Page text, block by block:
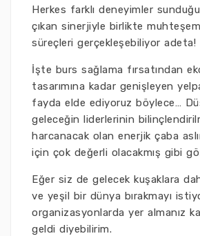
Herkes farklı deneyimler
çıkan sinerjiyle birlikte
süreçleri gerçekleşebiliyor adeta!
İşte burs sağlama fırsatından
tasarımına kadar genişleyen
fayda elde ediyoruz böylece…
geleceğin liderlerinin
harcanacak olan enerjik çaba
için çok değerli olacakmış gibi
Eğer siz de gelecek kuşaklara
ve yeşil bir dünya bırakmayı
organizasyonlarda yer almanız
geldi diyebilirim.